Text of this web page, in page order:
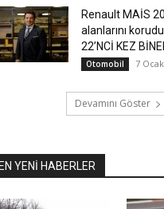
Renault MAİS
alanlarını
22’NCİ KEZ
Otomobil 7
Devamını Göster
YENİ HABERLER